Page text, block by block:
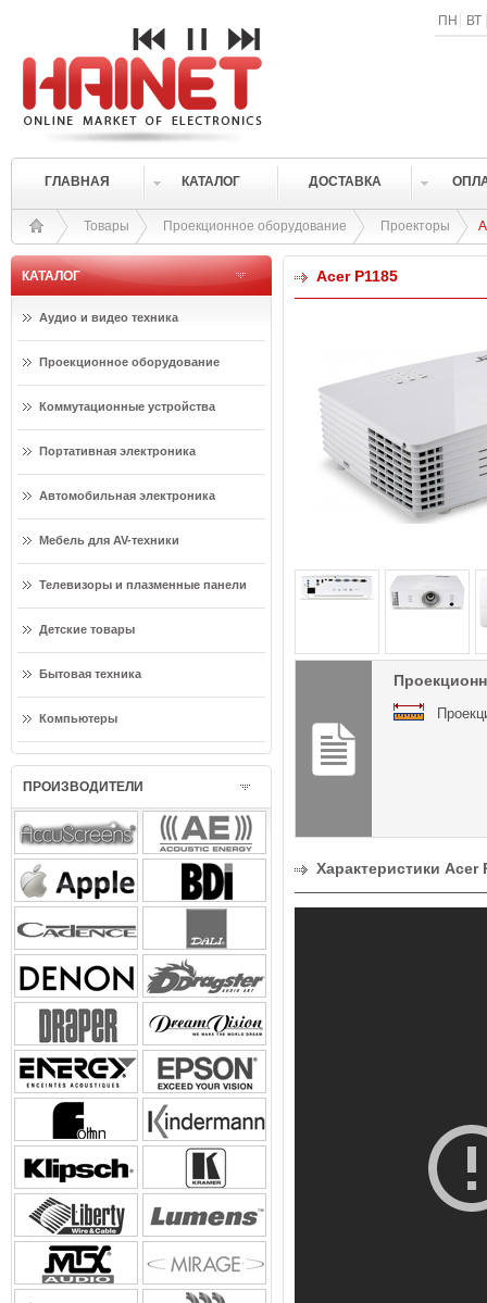
ПН ВТ
ГЛАВНАЯ КАТАЛОГ ДОСТАВКА
Товары Проекционное оборудование Проекторы
КАТАЛОГ
Аудио и видео техника
Проекционное оборудование
Коммутационные устройства
Портативная электроника
Автомобильная электроника
Мебель для AV-техники
Телевизоры и плазменные панели
Детские товары
Бытовая техника
Компьютеры
ПРОИЗВОДИТЕЛИ
Acer P1185
Характеристики Acer